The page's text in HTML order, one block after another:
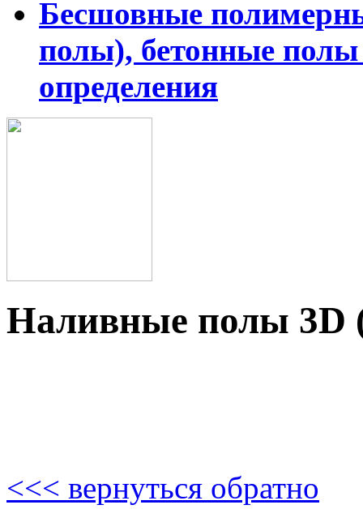
Бесшовные
полы), бетонные
определения
Наливные полы 3D
<<< вернуться обратно